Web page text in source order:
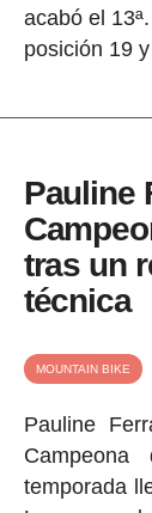
acabó el
posición 19
Pauline
tras un
técnica
MOUNTAIN BIKE
Pauline
temporada